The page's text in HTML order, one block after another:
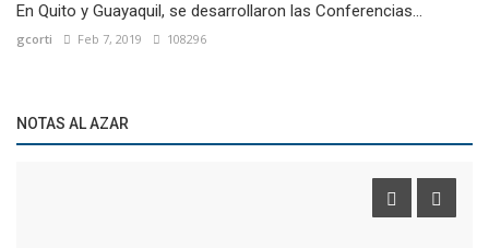
En Quito y Guayaquil, se desarrollaron las Conferencias...
gcorti Feb 7, 2019 108296
NOTAS AL AZAR